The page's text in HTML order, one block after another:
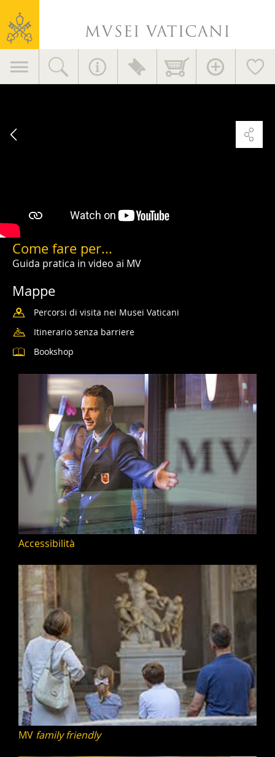
Musei
Vaticani
Navigazione
principale
Come fare per...
Guida pratica in video ai MV
Mappe
Percorsi di visita nei Musei Vaticani
Itinerario senza barriere
Bookshop
Accessibilità
MV family friendly